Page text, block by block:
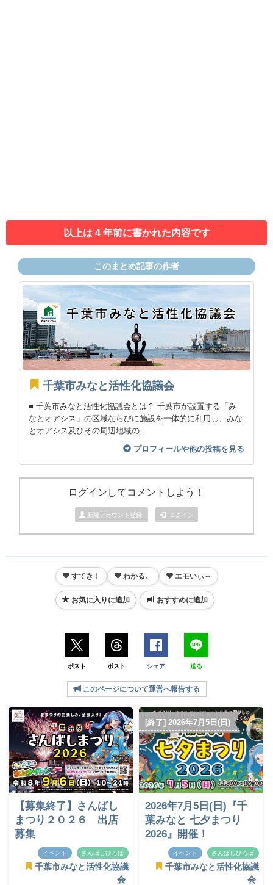
以上は 4 年前に書かれた内容です
このまとめ記事の作者
千葉市みなと活性化協議会
■ 千葉市みなと活性化協議会とは？ 千葉市が設置する「み
なとオアシス」の区域ならびに施設を一体的に利用し、みな
とオアシス及びその周辺地域の...
プロフィールや他の投稿を見る
ログインしてコメントしよう！
新規アカウント登録 ログイン
すてき！ わかる。 エモいぃ～
お気に入りに追加 おすすめに追加
ポスト ポスト シェア 送る
このページについて運営へ報告する
【募集終了】さんばし
まつり２０２６ 出店
募集
イベント さんばしひろば
千葉市みなと活性化協議
会
[終了] 2026年7月5日(日)
2026年7月5日(日)『千
葉みなと 七夕まつり
2026』開催！
イベント さんばしひろば
千葉市みなと活性化協議
会